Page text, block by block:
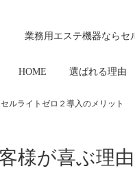
業務用エステ機器ならセ
HOME 選ばれる理由
ルライトゼロ２導入のメリット
様が喜ぶ理